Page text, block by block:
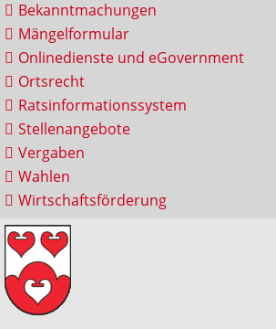
Bekanntmachungen
Mängelformular
Onlinedienste und eGovernment
Ortsrecht
Ratsinformationssystem
Stellenangebote
Vergaben
Wahlen
Wirtschaftsförderung